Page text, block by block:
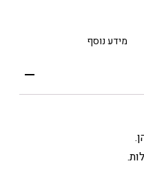
מידע נוסף